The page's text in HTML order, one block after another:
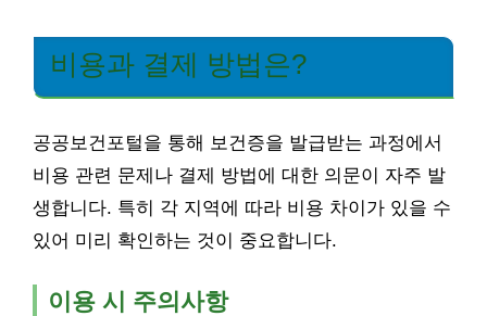
비용과 결제 방법은?
공공보건포털을 통해 보건증을 발급받는 과정에서
비용 관련 문제나 결제 방법에 대한 의문이 자주 발
생합니다. 특히 각 지역에 따라 비용 차이가 있을 수
있어 미리 확인하는 것이 중요합니다.
이용 시 주의사항